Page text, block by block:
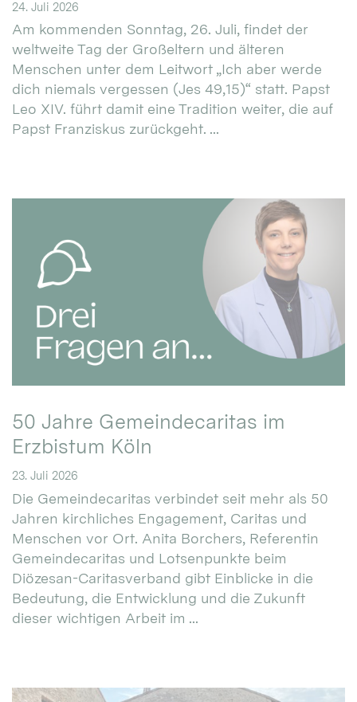
24. Juli 2026
Am kommenden Sonntag, 26. Juli, findet der
weltweite Tag der Großeltern und älteren
Menschen unter dem Leitwort „Ich aber werde
dich niemals vergessen (Jes 49,15)“ statt. Papst
Leo XIV. führt damit eine Tradition weiter, die auf
Papst Franziskus zurückgeht. ...
50 Jahre Gemeindecaritas im
Erzbistum Köln
23. Juli 2026
Die Gemeindecaritas verbindet seit mehr als 50
Jahren kirchliches Engagement, Caritas und
Menschen vor Ort. Anita Borchers, Referentin
Gemeindecaritas und Lotsenpunkte beim
Diözesan-Caritasverband gibt Einblicke in die
Bedeutung, die Entwicklung und die Zukunft
dieser wichtigen Arbeit im ...